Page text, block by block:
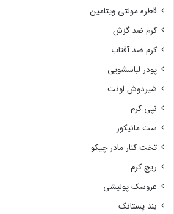
قطره مولتی ویتامین
کرم ضد گزش
کرم ضد آفتاب
پودر لباسشویی
شیردوش اونت
نپی کرم
ست مانیکور
تخت کنار مادر چیکو
ریچ کرم
عروسک پولیشی
بند پستانک